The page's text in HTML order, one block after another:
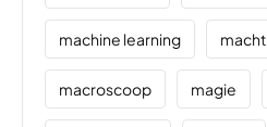
machine learning macht
macroscoop magie